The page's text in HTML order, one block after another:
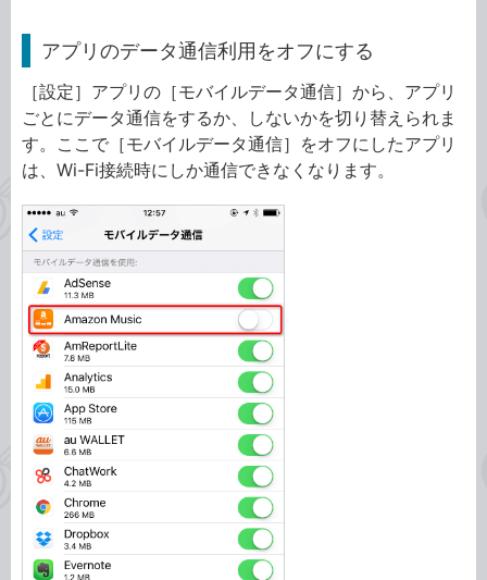
アプリのデータ通信利用をオフにする
［設定］アプリの［モバイルデータ通信］から、アプリ
ごとにデータ通信をするか、しないかを切り替えられま
す。ここで［モバイルデータ通信］をオフにしたアプリ
は、Wi-Fi接続時にしか通信できなくなります。